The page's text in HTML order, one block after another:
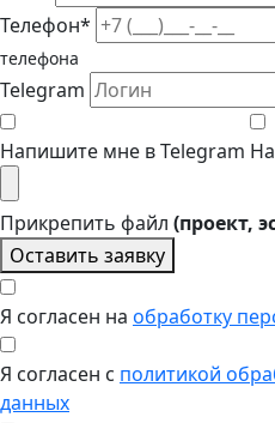
Телефон*
телефона
Telegram
Напишите мне в Telegram
Прикрепить файл (проект,
Оставить заявку
Я согласен на обработку
Я согласен с политикой
данных